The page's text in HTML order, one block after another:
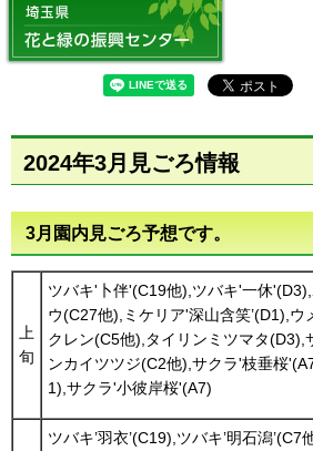
埼玉県 花と緑の振興センター
2024年3月見ごろ情報
3月園内見ごろ予想です。
上
旬
ツバキ'卜伴'(C19他),ツバキ'一休
ウ(C27他),ミケリア'深山含笑’(D1),ウ
クレン(C5他),タイリンミツマタ(D3),
ンカイツツジ(C2他),サクラ'枝垂桜
1),サクラ'小彼岸桜'(A7)
ツバキ’羽衣’(C19),ツバキ’明石潟’(C7